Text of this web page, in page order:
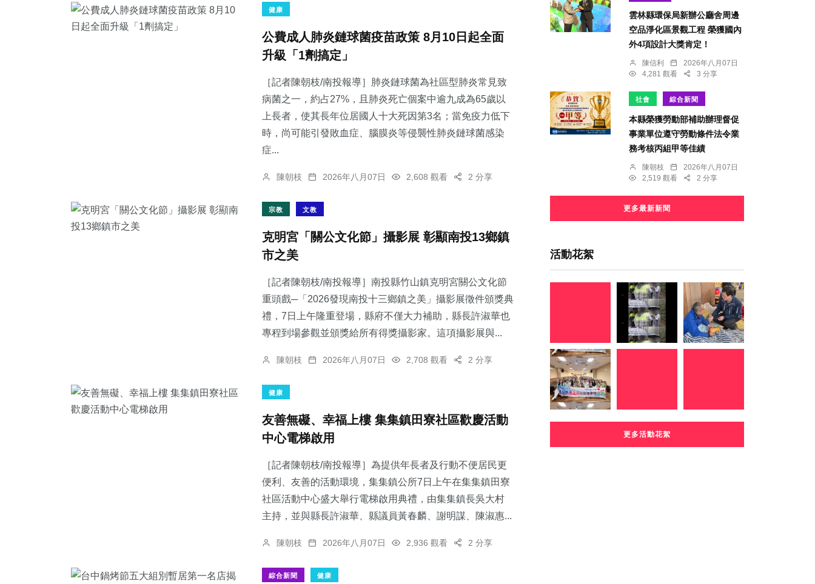
健康
公費成人肺炎鏈球菌疫苗政策 8月10日起全面
升級「1劑搞定」
［記者陳朝枝/南投報導］肺炎鏈球菌為社區型肺炎常見致
病菌之一，約占27%，且肺炎死亡個案中逾九成為65歲以
上長者，使其長年位居國人十大死因第3名；當免疫力低下
時，尚可能引發敗血症、腦膜炎等侵襲性肺炎鏈球菌感染
症...
陳朝枝 2026年八月07日 2,608 觀看 2 分享
宗教 文教
克明宮「關公文化節」攝影展 彰顯南投13鄉鎮
市之美
［記者陳朝枝/南投報導］南投縣竹山鎮克明宮關公文化節
重頭戲─「2026發現南投十三鄉鎮之美」攝影展徵件頒獎典
禮，7日上午隆重登場，縣府不僅大力補助，縣長許淑華也
專程到場參觀並頒獎給所有得獎攝影家。這項攝影展與...
陳朝枝 2026年八月07日 2,708 觀看 2 分享
健康
友善無礙、幸福上樓 集集鎮田寮社區歡慶活動
中心電梯啟用
［記者陳朝枝/南投報導］為提供年長者及行動不便居民更
便利、友善的活動環境，集集鎮公所7日上午在集集鎮田寮
社區活動中心盛大舉行電梯啟用典禮，由集集鎮長吳大村
主持，並與縣長許淑華、縣議員黃春麟、謝明謀、陳淑惠...
陳朝枝 2026年八月07日 2,936 觀看 2 分享
綜合新聞 健康
雲林縣環保局新辦公廳舍周邊
空品淨化區景觀工程 榮獲國內
外4項設計大獎肯定！
陳信利
2026年八月07日
4,281 觀看
3 分享
社會 綜合新聞
本縣榮獲勞動部補助辦理督促
事業單位遵守勞動條件法令業
務考核丙組甲等佳績
陳朝枝
2026年八月07日
2,519 觀看
2 分享
更多最新新聞
活動花絮
更多活動花絮